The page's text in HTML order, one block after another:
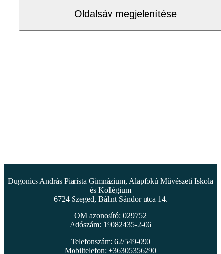
Oldalsáv megjelenítése
Dugonics András Piarista Gimnázium, Alapfokú Művészeti Iskola
és Kollégium
6724 Szeged, Bálint Sándor utca 14.
OM azonosító: 029752
Adószám: 19082435-2-06
Telefonszám: 62/549-090
Mobiltelefon: +36305356290